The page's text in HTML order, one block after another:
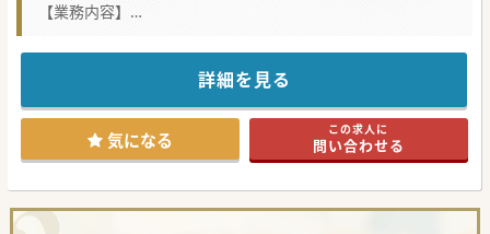
【業務内容】
■他、AGA治療や亀頭増大、早漏防止治療、ワキガ治療な
■研修制度も充実しており、未経験者でも安心してスキルア
ップできる体制が整えられています。
■カウンセラーが接客を担当するため、医師は医療行為のみ
に集中できる環境が整備されていて働きやすい職場です。
【職場環境と雰囲気】
■完全予約制のクリニック。残業はほとんどなく、ワークラ
イフバランスを重視した勤務が可能です。
ライバシーに配慮した雰囲気づくりを心がけています。
■最寄駅徒歩1分の好立地。ターミナル駅からも徒歩圏内で
詳細を見る
気になる この求人に
問い合わせる